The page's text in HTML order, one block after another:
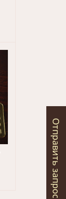
Отправить запрос